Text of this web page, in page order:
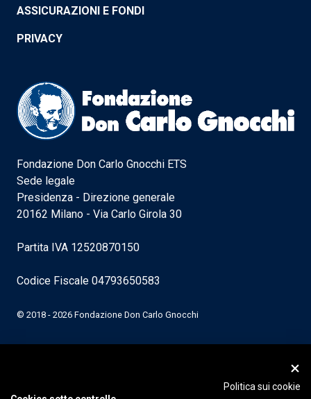
ASSICURAZIONI E FONDI
PRIVACY
Fondazione Don Carlo Gnocchi ETS
Sede legale
Presidenza - Direzione generale
20162 Milano - Via Carlo Girola 30
Partita IVA 12520870150
Codice Fiscale 04793650583
© 2018 - 2026 Fondazione Don Carlo Gnocchi
Politica sui cookie